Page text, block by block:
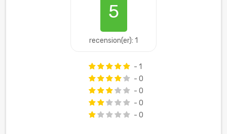
5
recension(er): 1
- 1
- 0
- 0
- 0
- 0